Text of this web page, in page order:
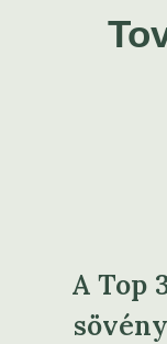
A Top
sövény